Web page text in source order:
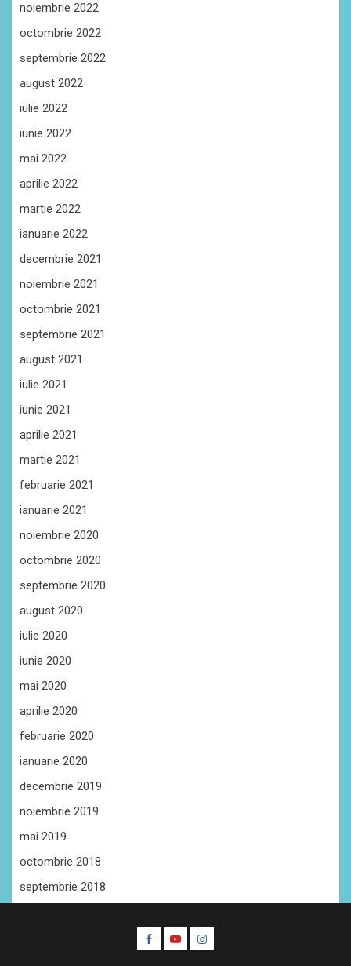
noiembrie 2022
octombrie 2022
septembrie 2022
august 2022
iulie 2022
iunie 2022
mai 2022
aprilie 2022
martie 2022
ianuarie 2022
decembrie 2021
noiembrie 2021
octombrie 2021
septembrie 2021
august 2021
iulie 2021
iunie 2021
aprilie 2021
martie 2021
februarie 2021
ianuarie 2021
noiembrie 2020
octombrie 2020
septembrie 2020
august 2020
iulie 2020
iunie 2020
mai 2020
aprilie 2020
februarie 2020
ianuarie 2020
decembrie 2019
noiembrie 2019
mai 2019
octombrie 2018
septembrie 2018
Facebook
YoutubeInstagram